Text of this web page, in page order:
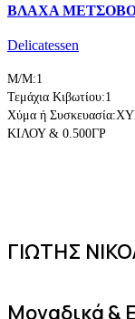
ΒΛΑΧΑ
Delicatessen
M/M:1
Τεμάχια Κιβωτίου:1
Χύμα ή
ΚΙΛΟΥ & 0.500ΓΡ
ΓΙΩΤΗΣ
Μοναδικά &